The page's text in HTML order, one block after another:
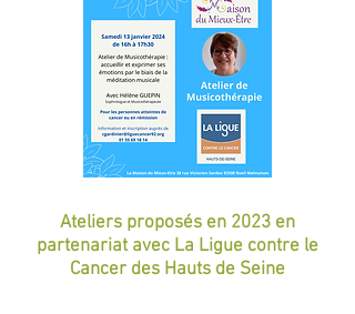
Ateliers proposés en 2023 en
partenariat avec La Ligue contre le
Cancer des Hauts de Seine